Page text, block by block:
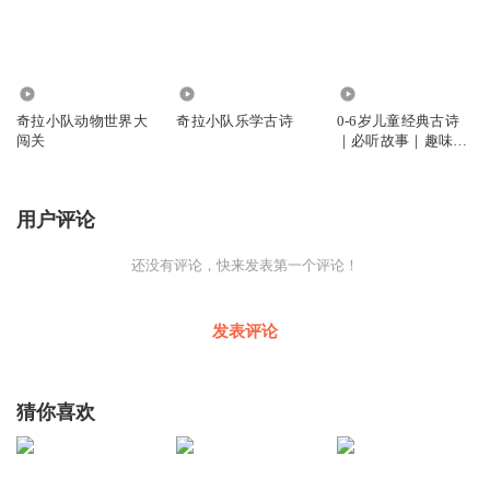
奇拉小队动物世界大
闯关
奇拉小队乐学古诗
0-6岁儿童经典古诗
｜必听故事｜趣味谜
用户评论
还没有评论，快来发表第一个评论！
发表评论
猜你喜欢